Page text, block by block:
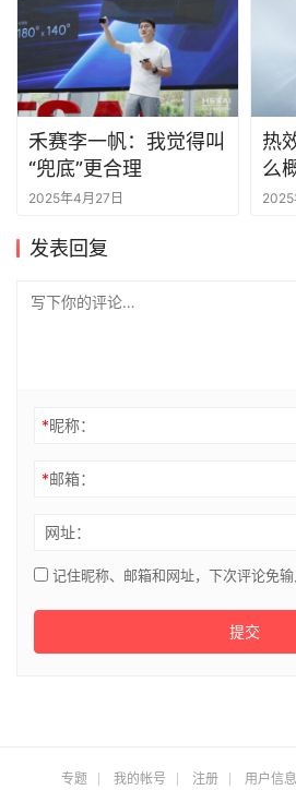
禾赛李一帆：我觉得叫
“兜底”更合理
2025年4月27日
热
么
2025
发表回复
*昵称：
*邮箱：
网址：
记住昵称、邮箱和网址，下次评论免输
提交
专题 我的帐号 注册 用户信息